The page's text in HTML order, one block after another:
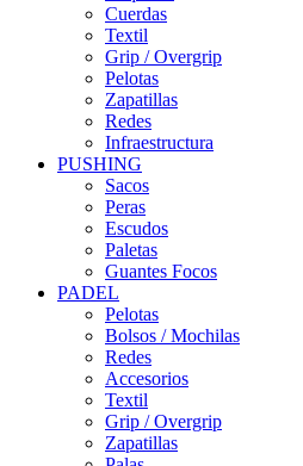
Cuerdas
Textil
Grip / Overgrip
Pelotas
Zapatillas
Redes
Infraestructura
PUSHING
Sacos
Peras
Escudos
Paletas
Guantes Focos
PADEL
Pelotas
Bolsos / Mochilas
Redes
Accesorios
Textil
Grip / Overgrip
Zapatillas